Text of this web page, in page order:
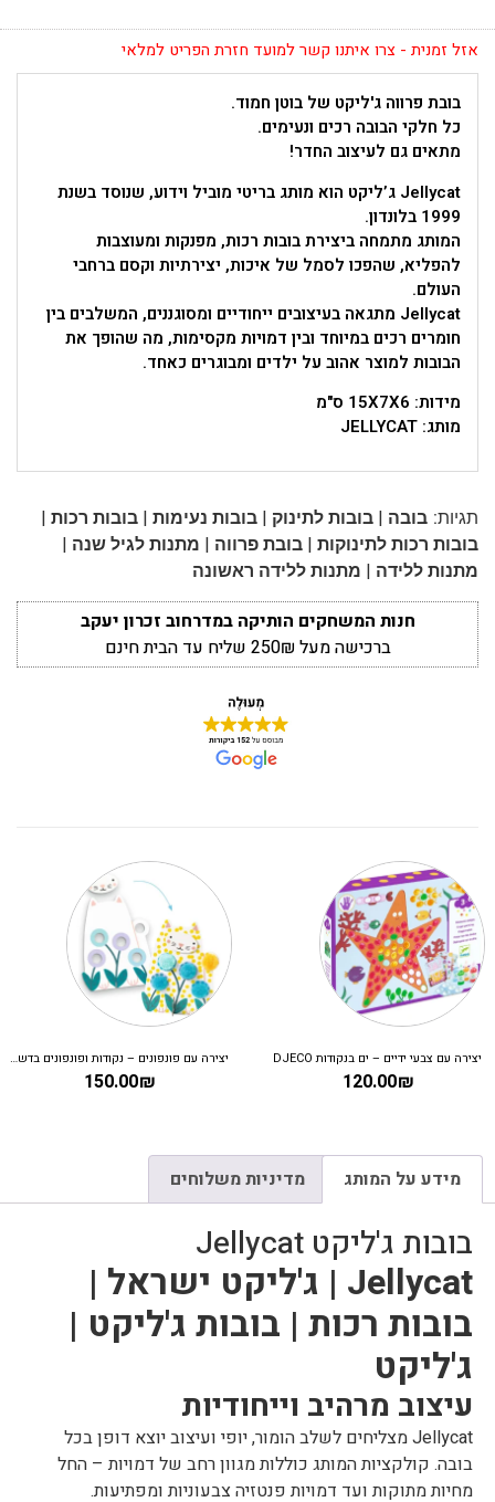
אזל זמנית - צרו איתנו קשר למועד חזרת הפריט למלאי
בובת פרווה ג'ליקט של בוטן חמוד.
כל חלקי הבובה רכים ונעימים.
מתאים גם לעיצוב החדר!
Jellycat ג’ליקט הוא מותג בריטי מוביל וידוע, שנוסד בשנת
1999 בלונדון.
המותג מתמחה ביצירת בובות רכות, מפנקות ומעוצבות
להפליא, שהפכו לסמל של איכות, יצירתיות וקסם ברחבי
העולם.
Jellycat מתגאה בעיצובים ייחודיים ומסוגננים, המשלבים בין
חומרים רכים במיוחד ובין דמויות מקסימות, מה שהופך את
הבובות למוצר אהוב על ילדים ומבוגרים כאחד.
מידות: 15X7X6 ס"מ
מותג: JELLYCAT
תגיות: בובה | בובות לתינוק | בובות נעימות | בובות רכות |
בובות רכות לתינוקות | בובת פרווה | מתנות לגיל שנה |
מתנות ללידה | מתנות ללידה ראשונה
חנות המשחקים הותיקה במדרחוב זכרון יעקב
ברכישה מעל 250₪ שליח עד הבית חינם
יצירה עם צבעי ידיים – ים בנקודות DJECO
120.00₪
יצירה עם פונפונים – נקודות ופונפונים בדשא DJECO
150.00₪
מידע על המותג מדיניות משלוחים
בובות ג'ליקט Jellycat
Jellycat | ג'ליקט ישראל |
בובות רכות | בובות ג'ליקט |
ג'ליקט
עיצוב מרהיב וייחודיות
Jellycat מצליחים לשלב הומור, יופי ועיצוב יוצא דופן בכל
בובה. קולקציות המותג כוללות מגוון רחב של דמויות – החל
מחיות מתוקות ועד דמויות פנטזיה צבעוניות ומפתיעות.